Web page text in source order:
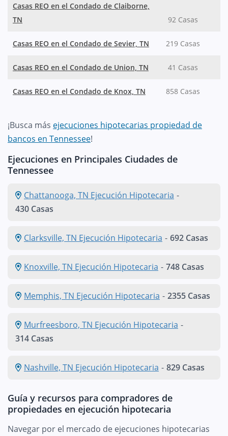
Casas REO en el Condado de Claiborne,
TN
92 Casas
Casas REO en el Condado de Sevier, TN 219 Casas
Casas REO en el Condado de Union, TN 41 Casas
Casas REO en el Condado de Knox, TN 858 Casas
¡Busca más ejecuciones hipotecarias propiedad de
bancos en Tennessee!
Ejecuciones en Principales Ciudades de
Tennessee
Chattanooga, TN Ejecución Hipotecaria -
430 Casas
Clarksville, TN Ejecución Hipotecaria - 692 Casas
Knoxville, TN Ejecución Hipotecaria - 748 Casas
Memphis, TN Ejecución Hipotecaria - 2355 Casas
Murfreesboro, TN Ejecución Hipotecaria -
314 Casas
Nashville, TN Ejecución Hipotecaria - 829 Casas
Guía y recursos para compradores de
propiedades en ejecución hipotecaria
Navegar por el mercado de ejecuciones hipotecarias